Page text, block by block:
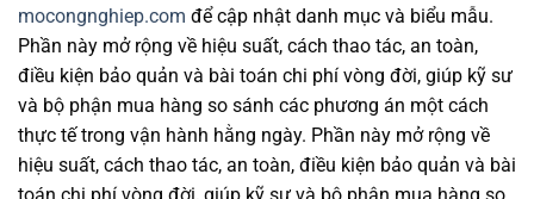
mocongnghiep.com để cập nhật danh mục và biểu mẫu.
Phần này mở rộng về hiệu suất, cách thao tác, an toàn,
điều kiện bảo quản và bài toán chi phí vòng đời, giúp kỹ sư
và bộ phận mua hàng so sánh các phương án một cách
thực tế trong vận hành hằng ngày. Phần này mở rộng về
hiệu suất, cách thao tác, an toàn, điều kiện bảo quản và bài